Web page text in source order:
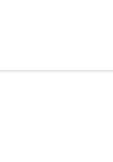
d'audience, ainsi